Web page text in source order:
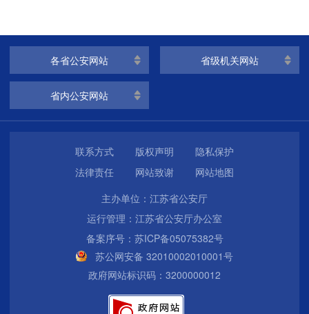
各省公安网站 省级机关网站
省内公安网站
联系方式 版权声明
隐私保护
法律责任
网站致谢
网站地图
主办单位：江苏省公安厅
运行管理：江苏省公安厅办公室
备案序号：苏ICP备05075382号
苏公网安备 32010002010001号
政府网站标识码：3200000012